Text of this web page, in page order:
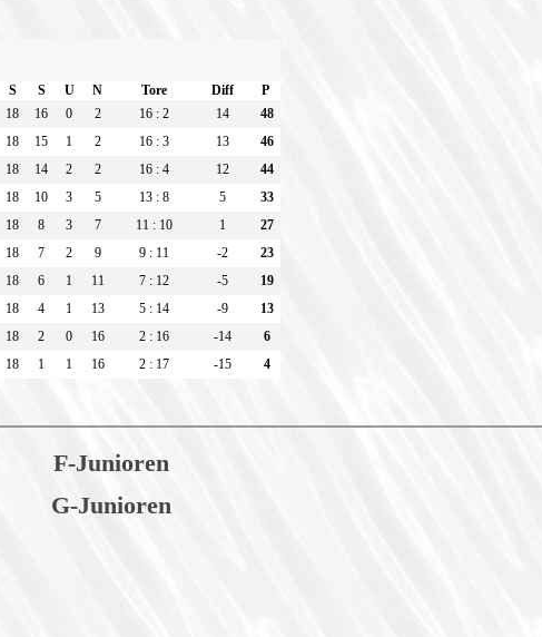
S S U N Tore Diff
P
18 16 0 2 16 : 2 14
48
18 15 1 2 16 : 3 13
46
18 14 2 2 16 : 4 12
44
18 10 3 5 13 : 8 5
33
18 8 3 7 11 : 10 1
27
18 7 2 9 9 : 11 -2
23
18 6 1 11 7 : 12 -5
19
18 4 1 13 5 : 14 -9
13
18 2 0 16 2 : 16 -14
6
18 1 1 16 2 : 17 -15 4
F-Junioren
G-Junioren